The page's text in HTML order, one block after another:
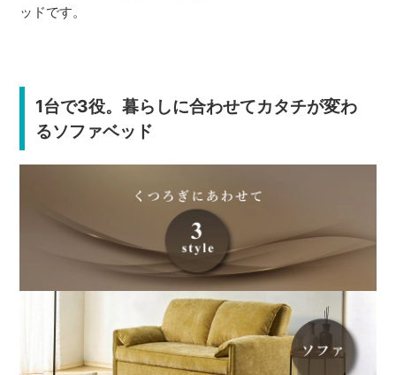
ッドです。
1台で3役。暮らしに合わせてカタチが変わ
るソファベッド